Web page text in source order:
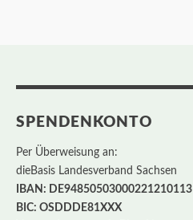
SPENDENKONTO
Per Überweisung an:
dieBasis Landesverband Sachsen
IBAN: DE94850503000221210113
BIC: OSDDDE81XXX